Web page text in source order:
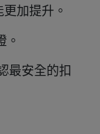
加提升。
。
最安全的扣